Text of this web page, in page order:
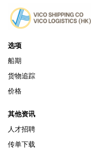
选项
船期
货物追踪
价格
其他资讯
人才招聘
传单下载